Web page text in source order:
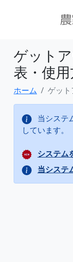
ゲット
表・使
ホーム ゲット
当システ
しています。
システム
当システ